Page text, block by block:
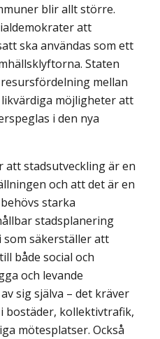
blir allt större.
att
ska användas som ett
Staten
mellan
möjligheter att
i den nya
att stadsutveckling är en
och att det är en
starka
stadsplanering
säkerställer att
både social och
och levande
sig själva – det kräver
bostäder, kollektivtrafik,
mötesplatser. Också